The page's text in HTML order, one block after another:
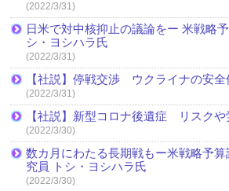
(2022/3/31)
日米で対中核抑止の議論をー 米戦略
シ・ヨシハラ氏
(2022/3/31)
【社説】停戦交渉 ウクライナの安全
(2022/3/31)
【社説】新型コロナ後遺症 リスク
(2022/3/30)
数カ月にわたる長期戦もー米戦略予
究員 トシ・ヨシハラ氏
(2022/3/30)